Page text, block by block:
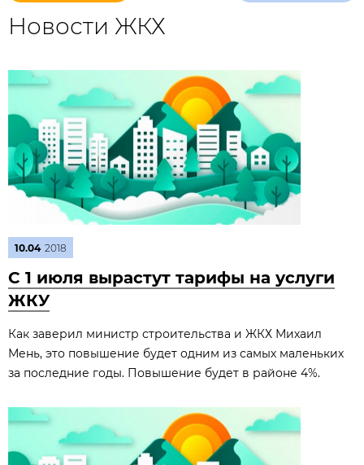
Новости ЖКХ
10.04 2018
С 1 июля вырастут тарифы на услуги
ЖКУ
Как заверил министр строительства и ЖКХ Михаил
Мень, это повышение будет одним из самых маленьких
за последние годы. Повышение будет в районе 4%.